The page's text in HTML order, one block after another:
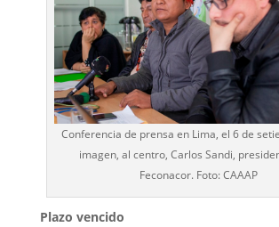
Conferencia de prensa en Lima, el 6 de
imagen, al centro, Carlos Sandi,
Feconacor. Foto: CAAAP
Plazo vencido